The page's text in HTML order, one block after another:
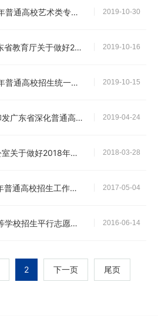
2019-10-30
关于印发广东省2020年普通高校艺术类专业考试招生办法的通知
2019-10-16
广东省招生委员会 广东省教育厅关于做好2020年普通高校考试招生改革工作的通知
2019-10-15
关于做好广东省2020年普通高校招生统一考试报名工作的通知
2019-04-24
广东省人民政府关于印发广东省深化普通高校考试招生制度综合改革实施方案的通知
2018-03-28
广东省招生委员会办公室关于做好2018年普通高校招生录取批次调整工作的通知
2017-05-04
关于做好广东省2017年普通高校招生工作的通知
2016-06-14
广东省2016年普通高等学校招生平行志愿投档及录取实施办法
2 下一页 尾页